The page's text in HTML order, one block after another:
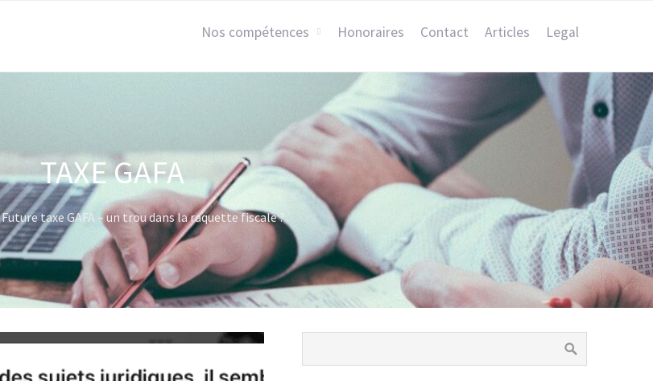
Nos compétences Honoraires Contact Articles Legal
TAXE GAFA
Future taxe GAFA – un trou dans la raquette fiscale ?